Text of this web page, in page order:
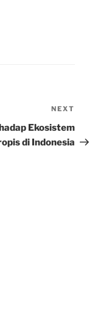
Post
NEXT
Ekosistem
di Indonesia